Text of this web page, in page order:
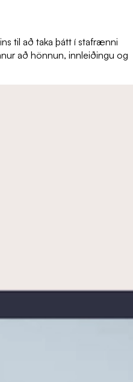
til að taka þátt í stafrænni
að hönnun, innleiðingu og